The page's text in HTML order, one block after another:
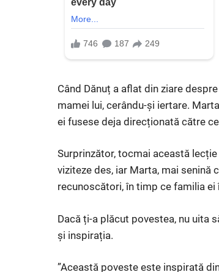
Când Dănuț a aflat din ziare
mamei lui, cerându-și iertare.
ei fusese deja direcționată către
Surprinzător, tocmai această
viziteze des, iar Marta, mai senină
recunoscători, în timp ce familia
Dacă ți-a plăcut povestea, nu uita
și inspirația.
”Această poveste este inspirată